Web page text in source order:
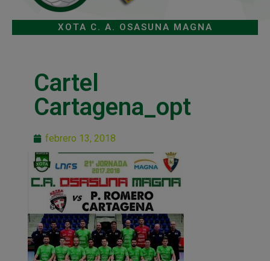
XOTA C. A. OSASUNA MAGNA
Cartel
Cartagena_opt
febrero 13, 2018